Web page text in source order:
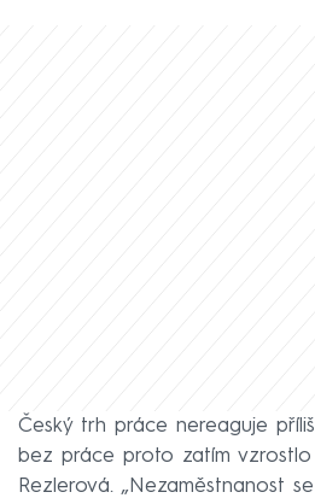
Český trh práce nereaguje
bez práce proto zatím
Rezlerová. „Nezaměstnanost